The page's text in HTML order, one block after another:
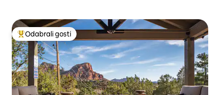
Među najviše rangiranima s oznakom „Odabrali gosti”
Odabrali gosti